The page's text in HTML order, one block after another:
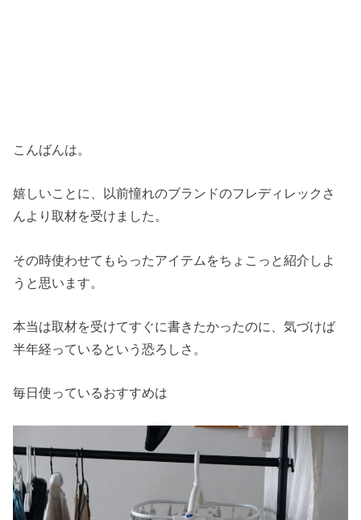
こんばんは。
嬉しいことに、以前憧れのブランドのフレディレックさ
んより取材を受けました。
その時使わせてもらったアイテムをちょこっと紹介しよ
うと思います。
本当は取材を受けてすぐに書きたかったのに、気づけば
半年経っているという恐ろしさ。
毎日使っているおすすめは